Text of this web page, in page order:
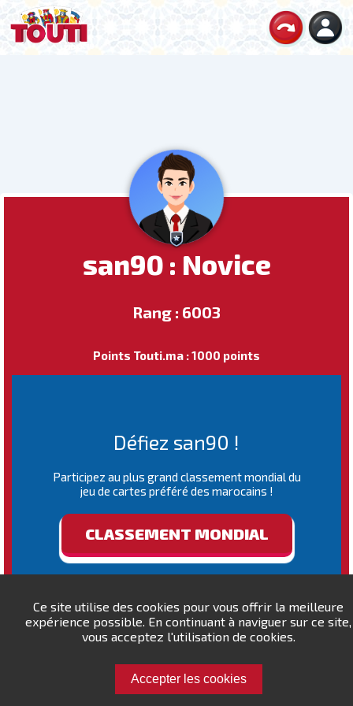
Ce site utilise des cookies pour vous offrir la meilleure
expérience possible. En continuant à naviguer sur ce site,
vous acceptez l'utilisation de cookies.
Accepter les cookies
san90 : Novice
Rang : 6003
Points Touti.ma : 1000 points
Défiez san90 !
Participez au plus grand classement mondial du
jeu de cartes préféré des marocains !
CLASSEMENT MONDIAL